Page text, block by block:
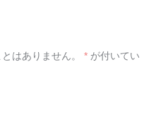
はありません。 * が付いてい